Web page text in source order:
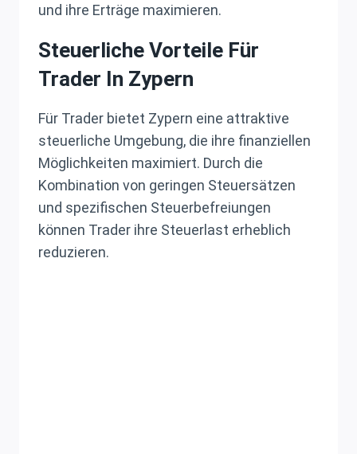
und ihre Erträge maximieren.
Steuerliche Vorteile Für
Trader In Zypern
Für Trader bietet Zypern eine attraktive
steuerliche Umgebung, die ihre finanziellen
Möglichkeiten maximiert. Durch die
Kombination von geringen Steuersätzen
und spezifischen Steuerbefreiungen
können Trader ihre Steuerlast erheblich
reduzieren.